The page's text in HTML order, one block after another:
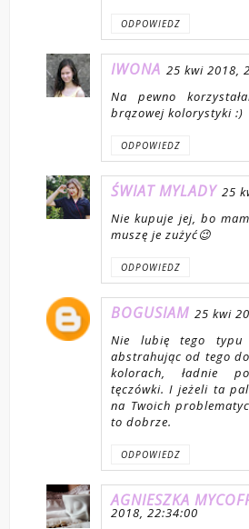
ODPOWIEDZ
IWONA 25 kwi 2018,
Na pewno
brązowej kolorystyki :)
ODPOWIEDZ
ŚWIAT MYLADY 25
Nie kupuje jej, bo
muszę je zużyć😉
ODPOWIEDZ
BOGUSIAM 25 kwi
Nie lubię tego typu
abstrahując od tego
kolorach, ładnie
tęczówki. I jeżeli ta
na Twoich
to dobrze.
ODPOWIEDZ
AGNIESZKA
2018, 22:34:00